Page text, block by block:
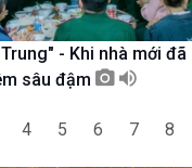
Góc nhìn
Bình luận
Câu
- Khi nhà mới đã
sâu đậm
4 5 6 7 8